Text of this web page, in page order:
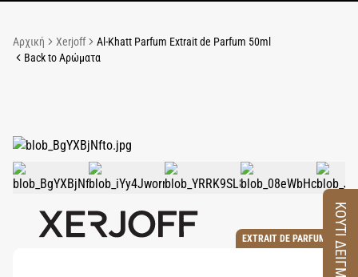
Αρχική Xerjoff
Al-Khatt Parfum Extrait de Parfum 50ml
Back to Αρώματα
EXTRAIT DE PARFUM